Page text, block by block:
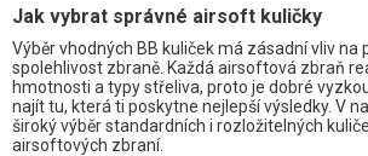
Jak vybrat správné airsoft kuličky
Výběr vhodných BB kuliček má zásadní vliv na
spolehlivost zbraně. Každá airsoftová zbraň
hmotnosti a typy střeliva, proto je dobré
najít tu, která ti poskytne nejlepší výsledky. V
široký výběr standardních i rozložitelných
airsoftových zbraní.